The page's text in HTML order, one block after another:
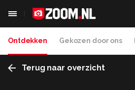
Ontdekken Gekozen door ons
Terug naar overzicht